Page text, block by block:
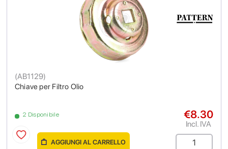
Chiave per Filtro Olio
(AB1129)
2 Disponibile €8.30
Incl. IVA
AGGIUNGI AL CARRELLO